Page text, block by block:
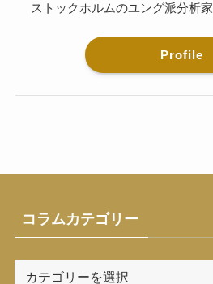
ストックホルムのユング派分析家
Profile
コラムカテゴリー